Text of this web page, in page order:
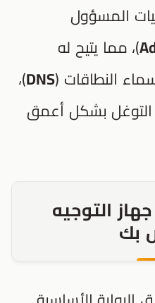
المسؤول
)، مما يتيح له
النطاقات (DNS)،
التوغل بشكل أعمق
التوجيه
بك